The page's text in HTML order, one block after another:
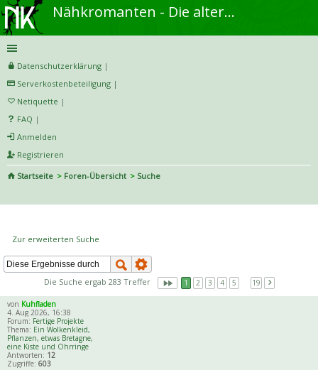
Nähkromanten - Die alternative Näh- und DIY-Community
Datenschutzerklärung |
Serverkostenbeteiligung |
Netiquette |
FAQ |
Anmelden
Registrieren
Startseite
Foren-Übersicht
Suche
Zur erweiterten Suche
Die Suche ergab 283 Treffer 1 2 3 4 5 19
von Kuhfladen
4. Aug 2026, 16:38
Forum: Fertige Projekte
Thema: Ein Wolkenkleid,
Pflanzen, etwas Bretagne,
eine Kiste und Ohrringe
Antworten: 12
Zugriffe: 603